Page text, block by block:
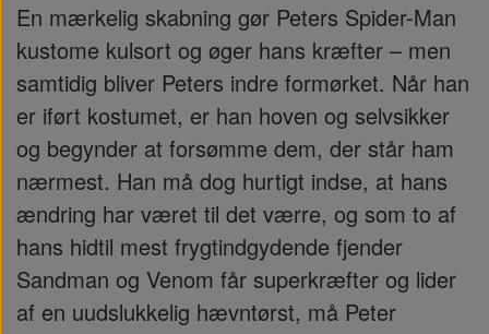
En mærkelig skabning gør Peters Spider-Man
kustome kulsort og øger hans kræfter – men
samtidig bliver Peters indre formørket. Når han
er iført kostumet, er han hoven og selvsikker
og begynder at forsømme dem, der står ham
nærmest. Han må dog hurtigt indse, at hans
ændring har været til det værre, og som to af
hans hidtil mest frygtindgydende fjender
Sandman og Venom får superkræfter og lider
af en uudslukkelig hævntørst, må Peter